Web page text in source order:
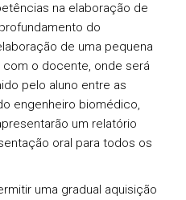
na elaboração de
do
de uma pequena
o docente, onde será
pelo aluno entre as
engenheiro biomédico,
um relatório
oral para todos os
uma gradual aquisição